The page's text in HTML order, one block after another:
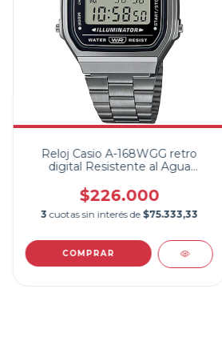
Reloj Casio A-168WGG retro
digital Resistente al Agua
$226.000
3 cuotas sin interés de $75.333,33